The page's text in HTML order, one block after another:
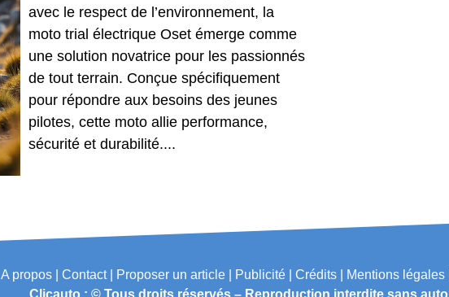
avec le respect de l’environnement, la
moto trial électrique Oset émerge comme
une solution novatrice pour les passionnés
de tout terrain. Conçue spécifiquement
pour répondre aux besoins des jeunes
pilotes, cette moto allie performance,
sécurité et durabilité....
A propos | Contact | Proposer un article | Publicité | Crédits | Mentions légales |
Clicauto : © Tous droits réservés – Reproduction interdite sans